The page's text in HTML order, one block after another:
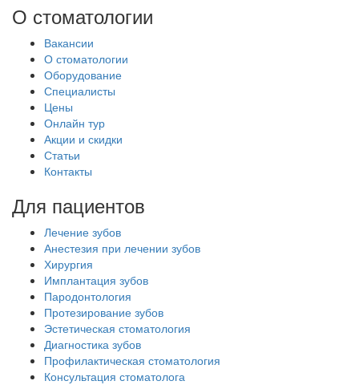
О стоматологии
Вакансии
О стоматологии
Оборудование
Специалисты
Цены
Онлайн тур
Акции и скидки
Статьи
Контакты
Для пациентов
Лечение зубов
Анестезия при лечении зубов
Хирургия
Имплантация зубов
Пародонтология
Протезирование зубов
Эстетическая стоматология
Диагностика зубов
Профилактическая стоматология
Консультация стоматолога